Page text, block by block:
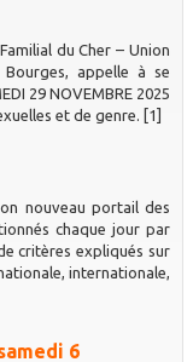
du Cher – Union
appelle à se
29 NOVEMBRE 2025
et de genre. [1]
nouveau portail des
chaque jour par
critères expliqués sur
internationale,
6